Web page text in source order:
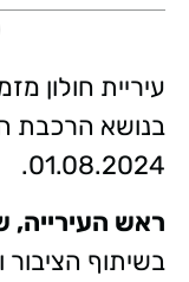
עיריית חולון
בנושא הרכבת
01.08.2024.
ראש העירייה,
בשיתוף הציבור